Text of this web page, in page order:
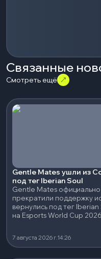
Связанные
Смотреть ещё
Gentle Mates ушли из
под тег Iberian Soul
Gentle Mates
прекратили поддержку
вернулись под тег
на Esports World Cup
7 августа 2026 г.14:26